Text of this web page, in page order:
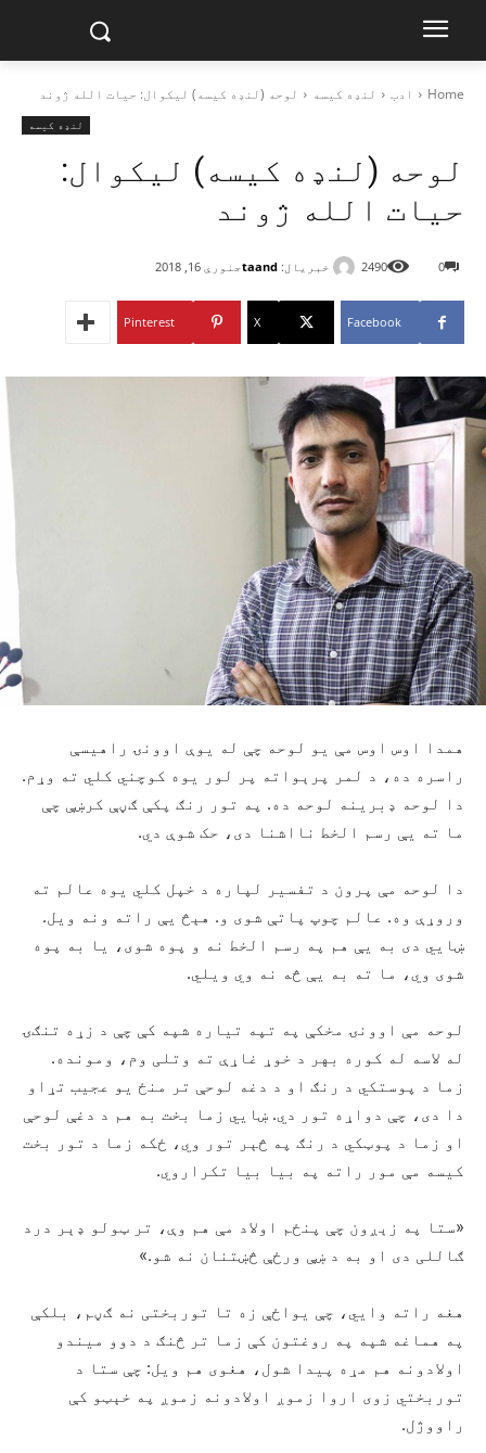
Home ادب لنډه کیسه لوحه (لنډه کیسه) لیکوال: حیات الله ژوند
لنډه کیسه
لوحه (لنډه کیسه) لیکوال:
حیات الله ژوند
خبریال: taandجنوري 16, 2018 0
2490
Facebook
X
Pinterest
همدا اوس اوس مې یو لوحه چې له یوې اوونۍ راهيسې
راسره ده، د لمر پرېواته پر لور یوه کوچني کلي ته وړم.
دا لوحه ډبرینه لوحه ده. په تور رنګ پکې ګڼې کرښې چې
ما ته يې رسم الخط نااشنا دی، حک شوې دي.
دا لوحه مې پرون د تفسیر لپاره د خپل کلي یوه عالم ته
وروړې وه. عالم چوپ پاتې شوی و. هېڅ يې راته ونه ویل.
ښايي دی به یې هم په رسم الخط نه و پوه شوی، یا به پوه
شوی وي، ما ته به يې څه نه وي ویلي.
لوحه مې اوونۍ مخکې په تپه تیاره شپه کې چې د زړه تنګۍ
له لاسه له کوره بهر د خوړ غاړې ته وتلی وم، ومونده.
زما د پوستکي د رنګ او د دغه لوحې تر منځ یو عجیب تړاو
دا دی، چې دواړه تور دي. ښايي زما بخت به هم د دغې لوحې
او زما د پوټکي د رنګ په څېر تور وي، ځکه زما د تور بخت
کيسه مې مور راته په بیا بیا تکراروي.
«ستا په زېږون چې پنځم اولاد مې هم وې، تر ټولو ډېر درد
ګاللی دی او به د ښې ورځې څښتنان نه شو.»
هغه راته وايي، چې یواځې زه تا توربختی نه ګڼم، بلکې
په هماغه شپه په روغتون کې زما تر څنګ د دوو میندو
اولادونه هم مړه پیدا شول، هغوی هم ویل: چې ستا د
توربختي زوی اروا زموږ اولادونه زموږ په خېټو کې
راووژل.